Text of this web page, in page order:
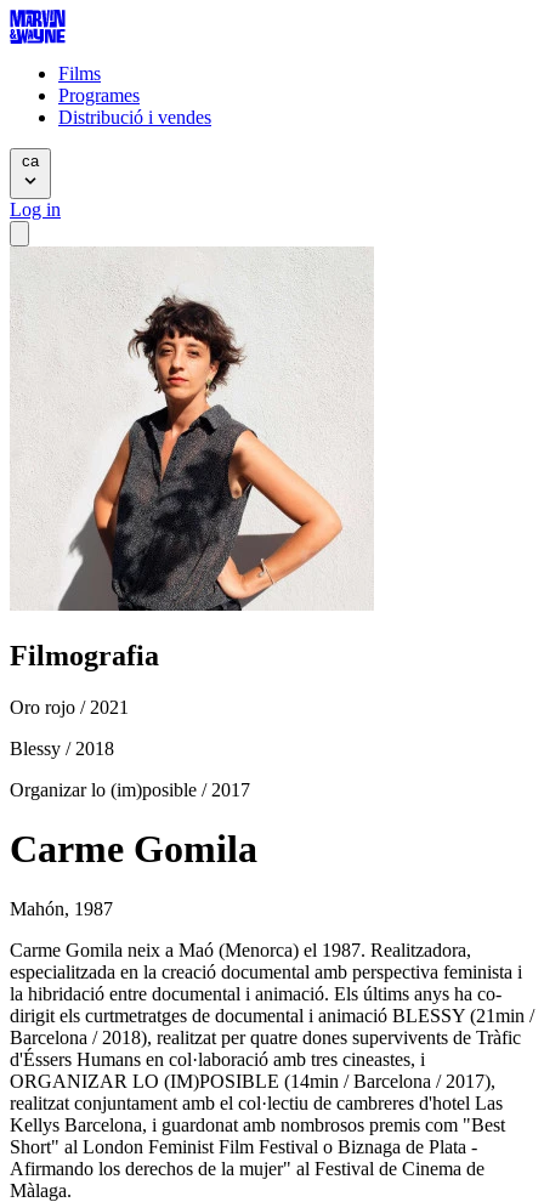
Films
Programes
Distribució i vendes
ca
Log in
Filmografia
Oro rojo / 2021
Blessy / 2018
Organizar lo (im)posible / 2017
Carme Gomila
Mahón, 1987
Carme Gomila neix a Maó (Menorca) el 1987. Realitzadora,
especialitzada en la creació documental amb perspectiva feminista i
la hibridació entre documental i animació. Els últims anys ha co-
dirigit els curtmetratges de documental i animació BLESSY (21min /
Barcelona / 2018), realitzat per quatre dones supervivents de Tràfic
d'Éssers Humans en col·laboració amb tres cineastes, i
ORGANIZAR LO (IM)POSIBLE (14min / Barcelona / 2017),
realitzat conjuntament amb el col·lectiu de cambreres d'hotel Las
Kellys Barcelona, i guardonat amb nombrosos premis com "Best
Short" al London Feminist Film Festival o Biznaga de Plata -
Afirmando los derechos de la mujer" al Festival de Cinema de
Màlaga.